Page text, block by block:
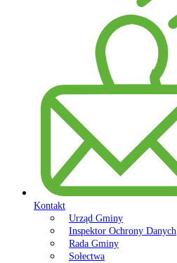
Kontakt
Urząd Gminy
Inspektor Ochrony Danych
Rada Gminy
Sołectwa